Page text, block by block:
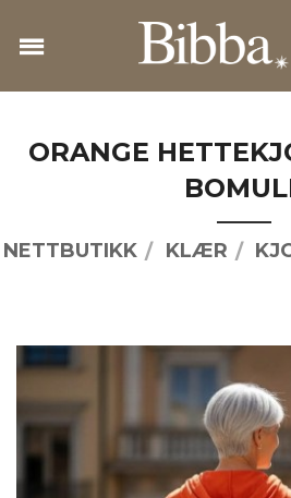
ORANGE
NETTBUTIKK KLÆR